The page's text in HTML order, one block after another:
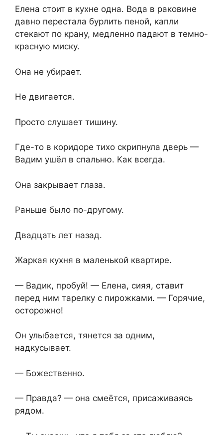
Елена стоит в кухне одна. Вода в раковине
давно перестала бурлить пеной, капли
стекают по крану, медленно падают в темно-
красную миску.
Она не убирает.
Не двигается.
Просто слушает тишину.
Где-то в коридоре тихо скрипнула дверь —
Вадим ушёл в спальню. Как всегда.
Она закрывает глаза.
Раньше было по-другому.
Двадцать лет назад.
Жаркая кухня в маленькой квартире.
— Вадик, пробуй! — Елена, сияя, ставит
перед ним тарелку с пирожками. — Горячие,
осторожно!
Он улыбается, тянется за одним,
надкусывает.
— Божественно.
— Правда? — она смеётся, присаживаясь
рядом.